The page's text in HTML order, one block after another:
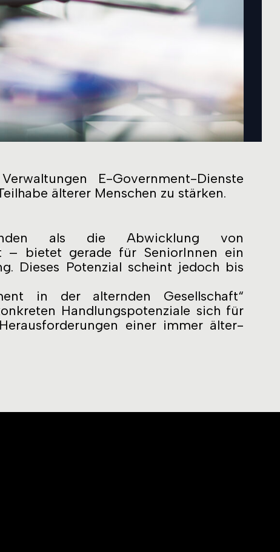
E-Government-Dienste
älterer Menschen zu stärken.
als die Abwicklung von
– bietet gerade für SeniorInnen ein
Dieses Potenzial scheint jedoch bis
in der alternden Gesellschaft“
Handlungspotenziale sich für
einer immer älter-